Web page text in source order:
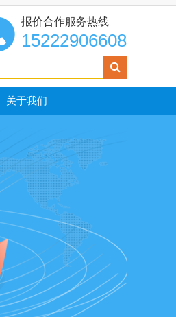
报价合作服务热线
15222906608
关于我们